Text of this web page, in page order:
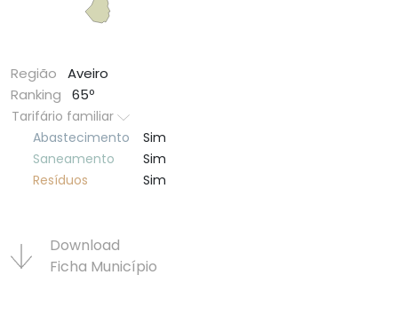
Região
Aveiro
Ranking
65º
Tarifário familiar
Abastecimento
Sim
Saneamento
Sim
Resí­duos
Sim
Download
Ficha Municí­pio